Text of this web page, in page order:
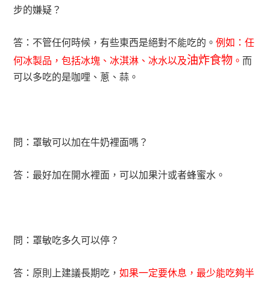
步的嫌疑？
答：不管任何時候，有些東西是絕對不能吃的。例如：任
何冰製品，包括冰塊、冰淇淋、冰水以及油炸食物 。而
可以多吃的是咖哩、蔥、蒜。
問：罩敏可以加在牛奶裡面嗎？
答：最好加在開水裡面，可以加果汁或者蜂蜜水。
問：罩敏吃多久可以停？
答：原則上建議長期吃，如果一定要休息，最少能吃夠半